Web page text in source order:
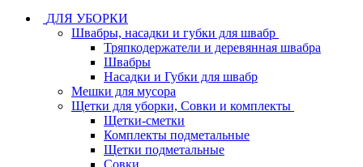
ДЛЯ УБОРКИ
Швабры, насадки и губки для швабр
Тряпкодержатели и деревянная швабра
Швабры
Насадки и Губки для швабр
Мешки для мусора
Щетки для уборки, Совки и комплекты
Щетки-сметки
Комплекты подметальные
Щетки подметальные
Совки